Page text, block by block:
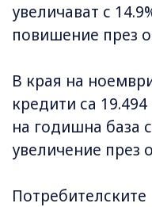
увеличават с
повишение през
В края на
кредити са
на годишна база
увеличение през
Потребителските